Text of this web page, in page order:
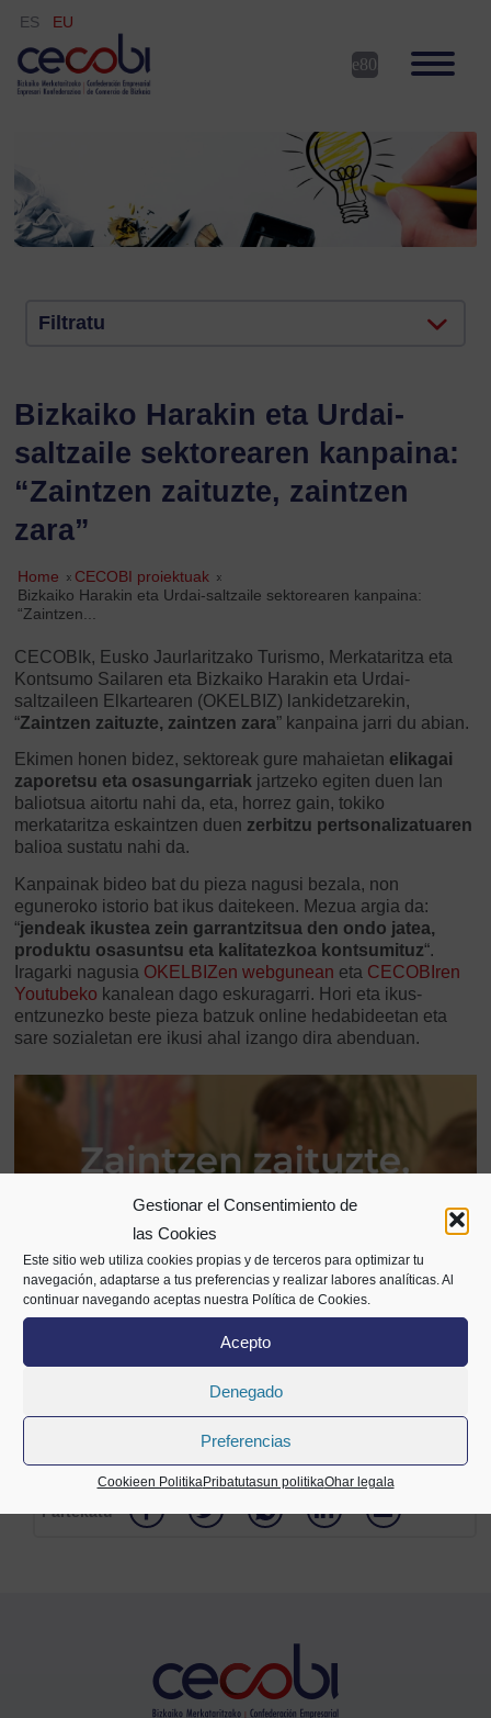
Gestionar el Consentimiento de
las Cookies
Este sitio web utiliza cookies propias y de terceros para optimizar tu
navegación, adaptarse a tus preferencias y realizar labores analíticas. Al
continuar navegando aceptas nuestra Política de Cookies.
Acepto
Denegado
Preferencias
Cookieen PolitikaPribatutasun politikaOhar legala
ES EU
Filtratu
Bizkaiko Harakin eta Urdai-
saltzaile sektorearen kanpaina:
“Zaintzen zaituzte, zaintzen
zara”
Home » CECOBI proiektuak »
Bizkaiko Harakin eta Urdai-saltzaile sektorearen kanpaina:
“Zaintzen...
CECOBIk, Eusko Jaurlaritzako Turismo, Merkataritza eta
Kontsumo Sailaren eta Bizkaiko Harakin eta Urdai-
saltzaileen Elkartearen (OKELBIZ) lankidetzarekin,
“Zaintzen zaituzte, zaintzen zara” kanpaina jarri du abian.
Ekimen honen bidez, sektoreak gure mahaietan elikagai
zaporetsu eta osasungarriak jartzeko egiten duen lan
baliotsua aitortu nahi da, eta, horrez gain, tokiko
merkataritza eskaintzen duen zerbitzu pertsonalizatuaren
balioa sustatu nahi da.
Kanpainak bideo bat du pieza nagusi bezala, non
eguneroko istorio bat ikus daitekeen. Mezua argia da:
“jendeak ikustea zein garrantzitsua den ondo jatea,
produktu osasuntsu eta kalitatezkoa kontsumituz“.
Iragarki nagusia OKELBIZen webgunean eta CECOBIren
Youtubeko kanalean dago eskuragarri. Hori eta ikus-
entzunezko beste pieza batzuk online hedabideetan eta
sare sozialetan ere ikusi ahal izango dira abenduan.
Partekatu